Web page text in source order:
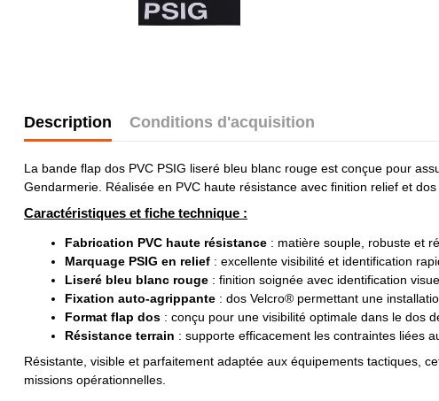
Description Conditions d'acquisition
La bande flap dos PVC PSIG liseré bleu blanc rouge est conçue pour
Gendarmerie. Réalisée en PVC haute résistance avec finition relief et
Caractéristiques et fiche technique :
Fabrication PVC haute résistance : matière souple, robuste et
Marquage PSIG en relief : excellente visibilité et identification
Liseré bleu blanc rouge : finition soignée avec identification
Fixation auto-agrippante : dos Velcro® permettant une
Format flap dos : conçu pour une visibilité optimale dans le dos
Résistance terrain : supporte efficacement les contraintes liées
Résistante, visible et parfaitement adaptée aux équipements tactiques,
missions opérationnelles.